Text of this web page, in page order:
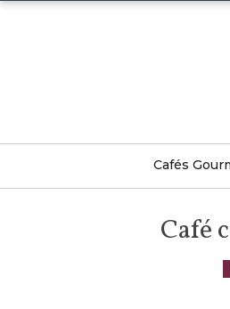
Cafés
Curiosidades
Receitas De
Café